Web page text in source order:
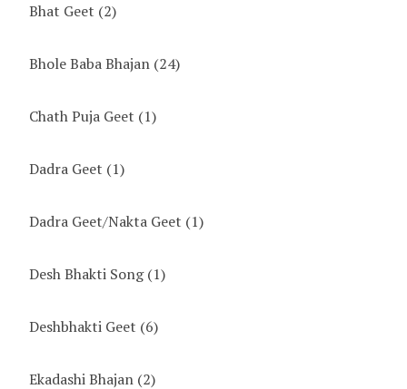
Bhat Geet (2)
Bhole Baba Bhajan (24)
Chath Puja Geet (1)
Dadra Geet (1)
Dadra Geet/Nakta Geet (1)
Desh Bhakti Song(1)
Deshbhakti Geet (6)
Ekadashi Bhajan (2)